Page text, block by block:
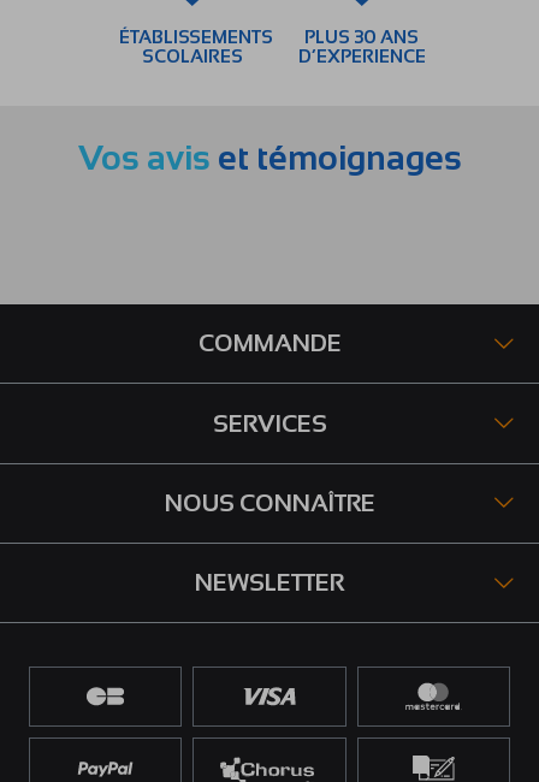
ÉTABLISSEMENTS
SCOLAIRES
PLUS 30 ANS
D’EXPERIENCE
Vos avis et témoignages
COMMANDE
SERVICES
NOUS CONNAÎTRE
NEWSLETTER